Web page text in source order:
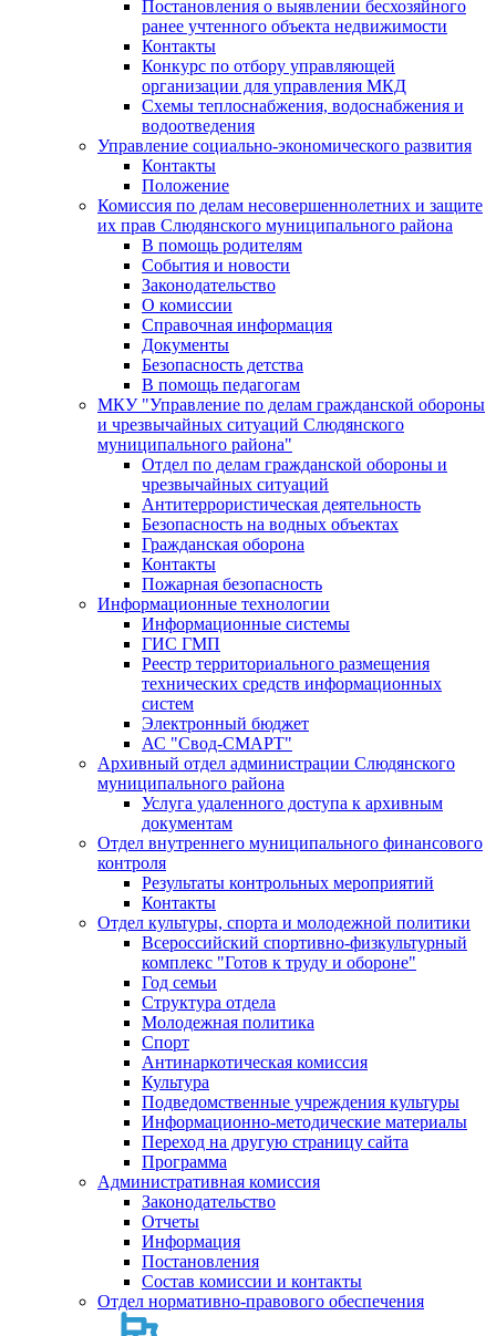
Постановления о выявлении бесхозяйного
ранее учтенного объекта недвижимости
Контакты
Конкурс по отбору управляющей
организации для управления МКД
Схемы теплоснабжения, водоснабжения и
водоотведения
Управление социально-экономического развития
Контакты
Положение
Комиссия по делам несовершеннолетних и защите
их прав Слюдянского муниципального района
В помощь родителям
События и новости
Законодательство
О комиссии
Справочная информация
Документы
Безопасность детства
В помощь педагогам
МКУ "Управление по делам гражданской обороны
и чрезвычайных ситуаций Слюдянского
муниципального района"
Отдел по делам гражданской обороны и
чрезвычайных ситуаций
Антитеррористическая деятельность
Безопасность на водных объектах
Гражданская оборона
Контакты
Пожарная безопасность
Информационные технологии
Информационные системы
ГИС ГМП
Реестр территориального размещения
технических средств информационных
систем
Электронный бюджет
АС "Свод-СМАРТ"
Архивный отдел администрации Слюдянского
муниципального района
Услуга удаленного доступа к архивным
документам
Отдел внутреннего муниципального финансового
контроля
Результаты контрольных мероприятий
Контакты
Отдел культуры, спорта и молодежной политики
Всероссийский спортивно-физкультурный
комплекс "Готов к труду и обороне"
Год семьи
Структура отдела
Молодежная политика
Спорт
Антинаркотическая комиссия
Культура
Подведомственные учреждения культуры
Информационно-методические материалы
Переход на другую страницу сайта
Программа
Административная комиссия
Законодательство
Отчеты
Информация
Постановления
Состав комиссии и контакты
Отдел нормативно-правового обеспечения